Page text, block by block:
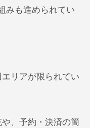
みも進められてい
リアが限られてい
、予約・決済の簡